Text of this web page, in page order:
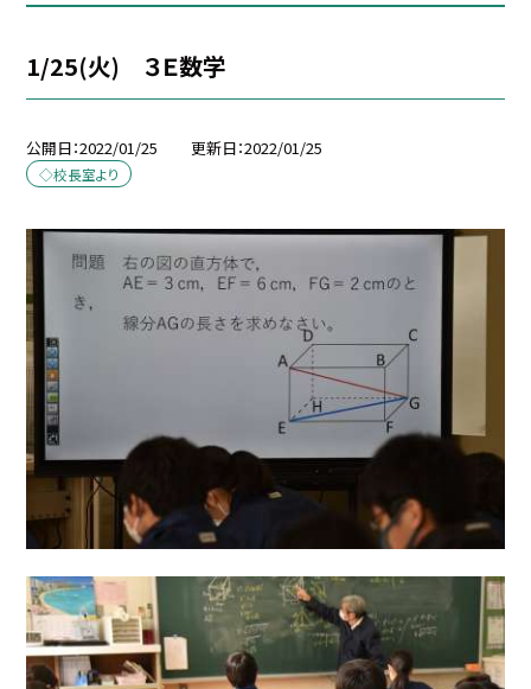
1/25(火) ３Ｅ数学
公開日 2022/01/25 更新日 2022/01/25
◇校長室より